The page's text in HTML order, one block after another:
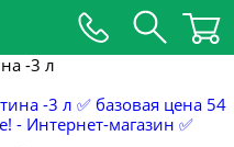
-3 л
А-ПЛЮС И
А-ПЛЮС И